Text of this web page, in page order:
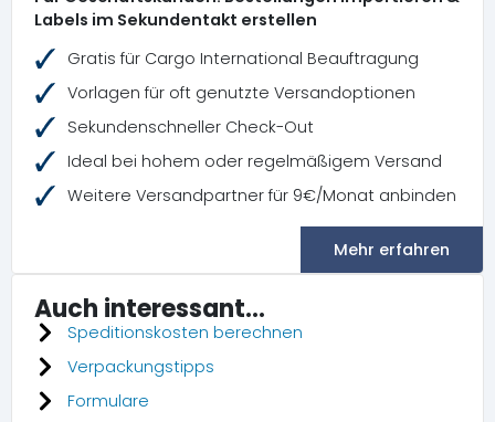
Labels im Sekundentakt erstellen
Gratis für Cargo International Beauftragung
Vorlagen für oft genutzte Versandoptionen
Sekundenschneller Check-Out
Ideal bei hohem oder regelmäßigem Versand
Weitere Versandpartner für 9€/Monat anbinden
Mehr erfahren
Auch interessant...
Speditionskosten berechnen
Verpackungstipps
Formulare